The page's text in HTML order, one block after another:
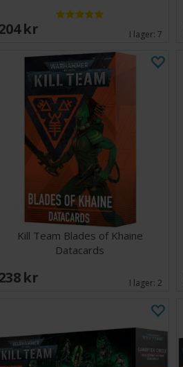
SEK I lager:7
Kill Team Blades of Khaine
Datacards
SEK I lager:2